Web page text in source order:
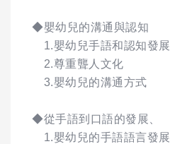
◆嬰幼兒的溝通與認知
1.嬰幼兒手語和認知發展
2.尊重聾人文化
3.嬰幼兒的溝通方式
◆從手語到口語的發展、
1.嬰幼兒的手語語言發展